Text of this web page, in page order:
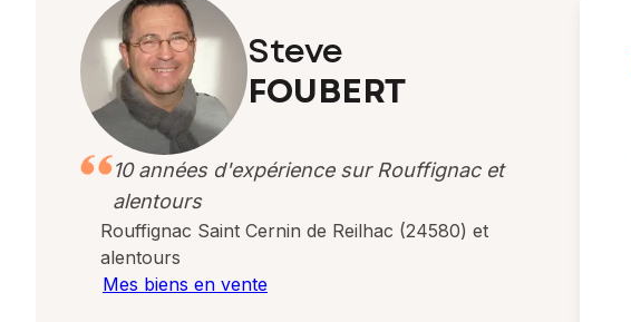
Steve
FOUBERT
10 années d'expérience sur Rouffignac et
alentours
Rouffignac Saint Cernin de Reilhac (24580) et
alentours
Mes biens en vente